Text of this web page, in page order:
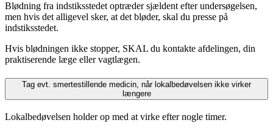
Blødning fra indstiksstedet optræder sjældent efter undersøgelsen,
men hvis det alligevel sker, at det bløder, skal du presse på
indstiksstedet.
Hvis blødningen ikke stopper, SKAL du kontakte afdelingen, din
praktiserende læge eller vagtlægen.
Tag evt. smertestillende medicin, når lokalbedøvelsen ikke virker
længere
Lokalbedøvelsen holder op med at virke efter nogle timer.